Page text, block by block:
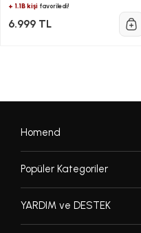
+ 1.1B kişi favoriledi!
6.999 TL
Homend
Popüler Kategoriler
YARDIM ve DESTEK